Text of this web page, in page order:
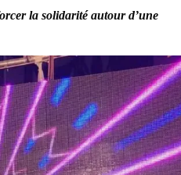
la solidarité autour d’une